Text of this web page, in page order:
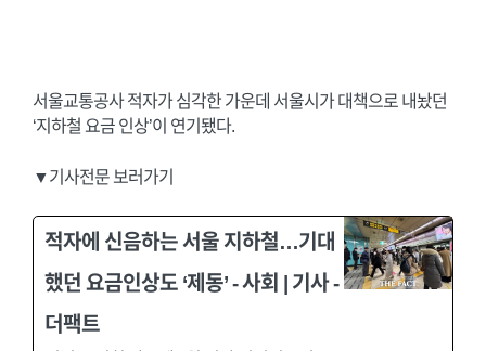
서울교통공사 적자가 심각한 가운데 서울시가 대책으로 내놨던
‘지하철 요금 인상’이 연기됐다.
▼기사전문 보러가기
적자에 신음하는 서울 지하철…기대
했던 요금인상도 ‘제동’ - 사회 | 기사 -
더팩트